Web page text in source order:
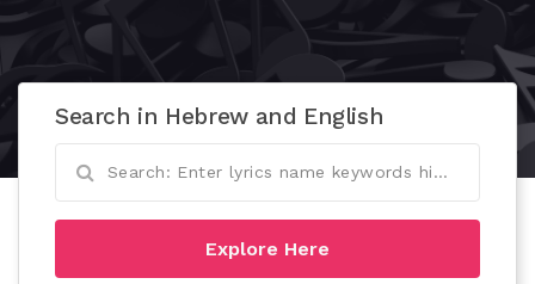
Search in Hebrew and English
Explore Here